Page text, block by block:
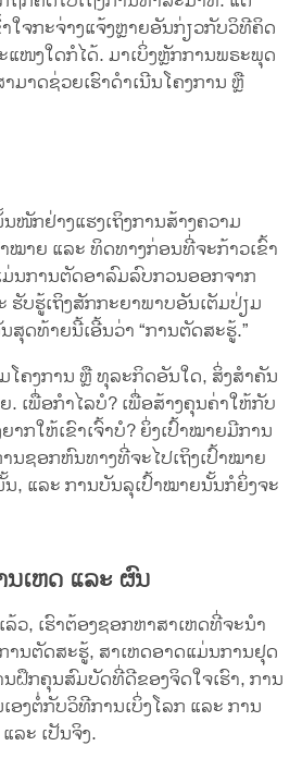
ໃຈກະຈ່າງແຈ້ງຫຼາຍອັນກ່ຽວກັບວິທີຄິດ
ໜງໃດກໍໄດ້. ມາເບິ່ງຫຼັກການພຣະພຸດ
າດຊ່ວຍເຮົາດຳເນີນໂຄງການ ຫຼື
ກຢ່າງແຮງເຖິງການສ້າງຄວາມ
ໝາຍ ແລະ ທິດທາງກ່ອນທີ່ຈະກ້າວເຂົ້າ
ນການຕັດອາລົມລົບກວນອອກຈາກ
ຮັບຮູ້ເຖິງສັກກະຍາພາບອັນເຕັມປ່ຽມ
ສຸດທ້າຍນີ້ເອີ້ນວ່າ “ການຕັດສະຮູ້.”
ໂຄງການ ຫຼື ທຸລະກິດອັນໃດ, ສິ່ງສຳຄັນ
ເພື່ອກຳໄລບໍ? ເພື່ອສ້າງຄຸນຄ່າໃຫ້ກັບ
ກໃຫ້ເຂົາເຈົ້າບໍ? ຍິ່ງເປົ້າໝາຍມີການ
ນຊອກຫົນທາງທີ່ຈະໄປເຖິງເປົ້າໝາຍ
, ແລະ ການບັນລຸເປົ້າໝາຍນັ້ນກໍຍິ່ງຈະ
ເຫດ ແລະ ຜົນ
ວ, ເຮົາຕ້ອງຊອກຫາສາເຫດທີ່ຈະນຳ
ານຕັດສະຮູ້, ສາເຫດອາດແມ່ນການຢຸດ
ຝຶກຄຸນສົມບັດທີ່ດີຂອງຈິດໃຈເຮົາ, ການ
ອງຕໍ່ກັບວິທີການເບິ່ງໂລກ ແລະ ການ
ລະ ເປັນຈິງ.